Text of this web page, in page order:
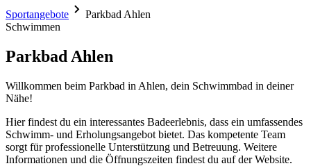
Sportangebote
Parkbad Ahlen
Schwimmen
Parkbad Ahlen
Willkommen beim Parkbad in Ahlen, dein Schwimmbad in deiner
Nähe!
Hier findest du ein interessantes Badeerlebnis, dass ein umfassendes
Schwimm- und Erholungsangebot bietet. Das kompetente Team
sorgt für professionelle Unterstützung und Betreuung. Weitere
Informationen und die Öffnungszeiten findest du auf der Website.